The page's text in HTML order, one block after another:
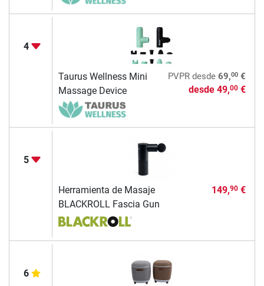
4
Taurus Wellness Mini
Massage Device
PVPRdesde 69,00€
desde 49,00€
5
Herramienta de Masaje
BLACKROLL Fascia Gun
149,90€
6